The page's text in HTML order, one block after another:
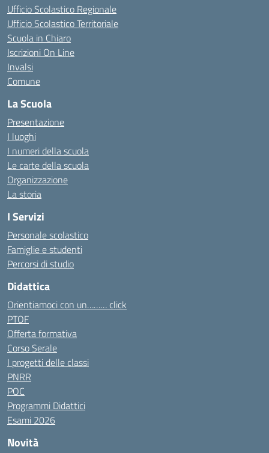
Ufficio Scolastico Regionale
Ufficio Scolastico Territoriale
Scuola in Chiaro
Iscrizioni On Line
Invalsi
Comune
La Scuola
Presentazione
I luoghi
I numeri della scuola
Le carte della scuola
Organizzazione
La storia
I Servizi
Personale scolastico
Famiglie e studenti
Percorsi di studio
Didattica
Orientiamoci con un……… click
PTOF
Offerta formativa
Corso Serale
I progetti delle classi
PNRR
POC
Programmi Didattici
Esami 2026
Novità